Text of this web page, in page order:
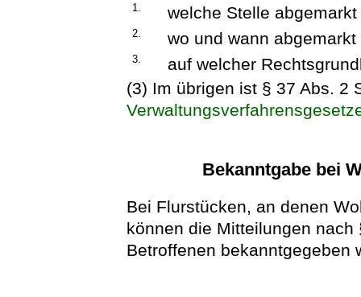
1. welche Stelle
2. wo und wann
3.
auf welcher
(3) Im übrigen ist § 37 Abs. 2
Bekanntgabe bei
Bei Flurstücken, an denen
können die Mitteilungen
Betroffenen bekanntgegeben